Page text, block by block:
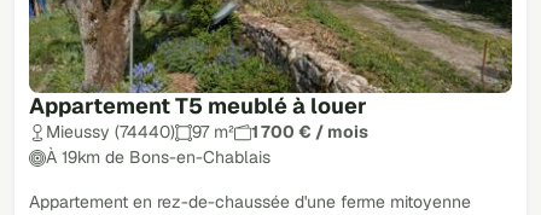
Appartement T5 meublé à louer
Mieussy (74440) 97 m²
1 700 € / mois
À 19km de Bons-en-Chablais
Appartement en rez-de-chaussée d'une ferme mitoyenne